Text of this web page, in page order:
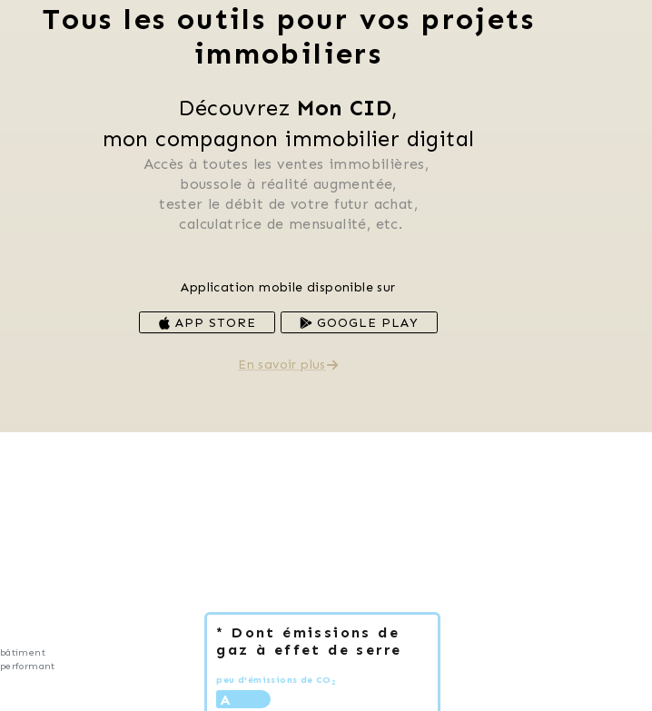
Tous les outils pour vos projets
immobiliers
Découvrez Mon CID,
mon compagnon immobilier digital
Accès à toutes les ventes immobilières,
boussole à réalité augmentée,
tester le débit de votre futur achat,
calculatrice de mensualité, etc.
Application mobile disponible sur
APP STORE GOOGLE PLAY
En savoir plus
bâtiment
performant
* Dont émissions de
gaz à effet de serre
peu d'émissions de CO 2
A